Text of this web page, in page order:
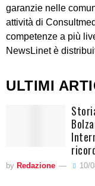
garanzie nelle
attività di
competenze a più
NewsLinet è
ULTIMI
by Redazione 10/